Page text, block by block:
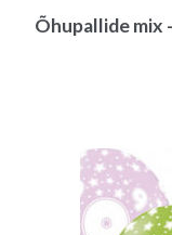
Õhupallide mix